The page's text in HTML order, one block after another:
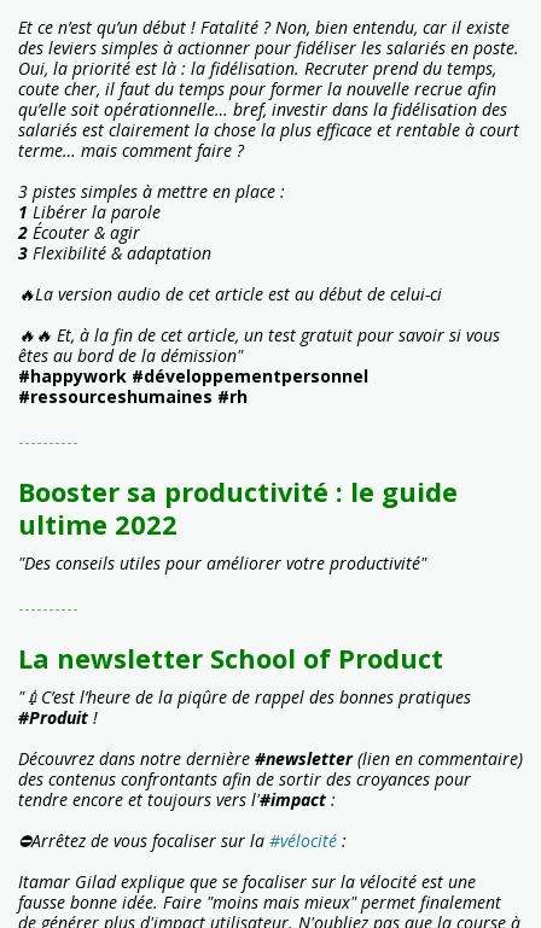
Et ce n’est qu’un début ! Fatalité ? Non, bien entendu, car il existe
des leviers simples à actionner pour fidéliser les salariés en poste.
Oui, la priorité est là : la fidélisation. Recruter prend du temps,
coute cher, il faut du temps pour former la nouvelle recrue afin
qu’elle soit opérationnelle… bref, investir dans la fidélisation des
salariés est clairement la chose la plus efficace et rentable à court
terme… mais comment faire ?
3 pistes simples à mettre en place :
1️ Libérer la parole
2️ Écouter & agir
3️ Flexibilité & adaptation
🔥La version audio de cet article est au début de celui-ci
🔥🔥 Et, à la fin de cet article, un test gratuit pour savoir si vous
êtes au bord de la démission"
#happywork #développementpersonnel
#ressourceshumaines #rh
----------
Booster sa productivité : le guide
ultime 2022
"Des conseils utiles pour améliorer votre productivité"
----------
La newsletter School of Product
"💉C’est l’heure de la piqûre de rappel des bonnes pratiques
#Produit !
Découvrez dans notre dernière #newsletter(lien en commentaire)
des contenus confrontants afin de sortir des croyances pour
tendre encore et toujours vers l'#impact :
⛔Arrêtez de vous focaliser sur la #vélocité :
Itamar Gilad explique que se focaliser sur la vélocité est une
fausse bonne idée. Faire "moins mais mieux" permet finalement
de générer plus d'impact utilisateur. N'oubliez pas que la course à